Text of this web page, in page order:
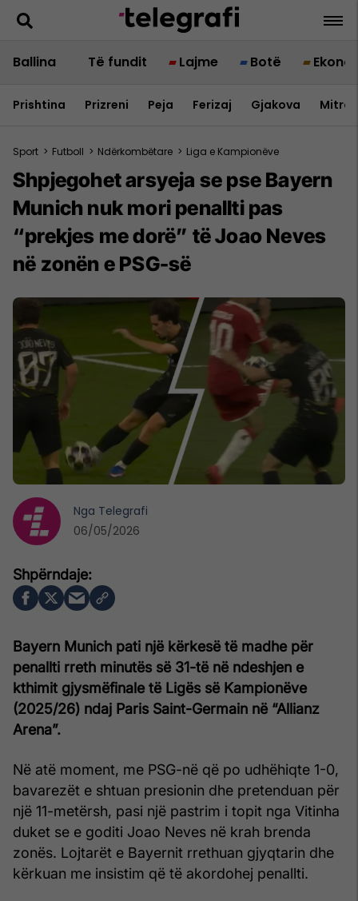
Ballina Të fundit Lajme Botë
Prishtina Prizreni Peja Ferizaj Gjakova
Sport > Futboll > Ndërkombëtare > Liga e Kampionëve
Shpjegohet arsyeja se pse Bayern
Munich nuk mori penallti pas
“prekjes me dorë” të Joao Neves
në zonën e PSG-së
Bayern Munich pati një kërkesë të madhe për
penallti rreth minutës së 31-të në ndeshjen e
kthimit gjysmëfinale të Ligës së Kampionëve
(2025/26) ndaj Paris Saint-Germain në “Allianz
Arena”.
Në atë moment, me PSG-në që po udhëhiqte 1-0,
bavarezët e shtuan presionin dhe pretenduan për
një 11-metërsh, pasi një pastrim i topit nga Vitinha
duket se e goditi Joao Neves në krah brenda
zonës. Lojtarët e Bayernit rrethuan gjyqtarin dhe
kërkuan me insistim që të akordohej penallti.
Nga Telegrafi
06/05/2026